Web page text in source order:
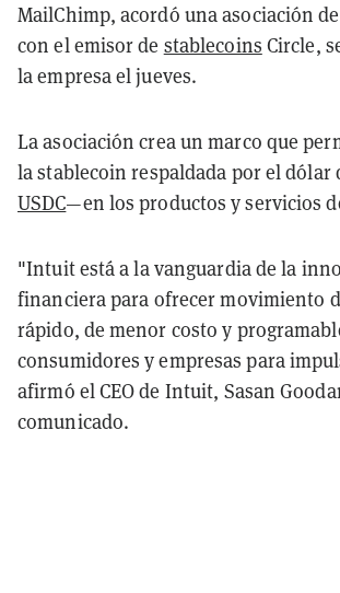
MailChimp, acordó una asociación
con el emisor de stablecoins Circle,
la empresa el jueves.
La asociación crea un marco que
la stablecoin respaldada por el dólar
USDC—en los productos y servicios
"Intuit está a la vanguardia de la
financiera para ofrecer movimiento
rápido, de menor costo y
consumidores y empresas para
afirmó el CEO de Intuit, Sasan
comunicado.